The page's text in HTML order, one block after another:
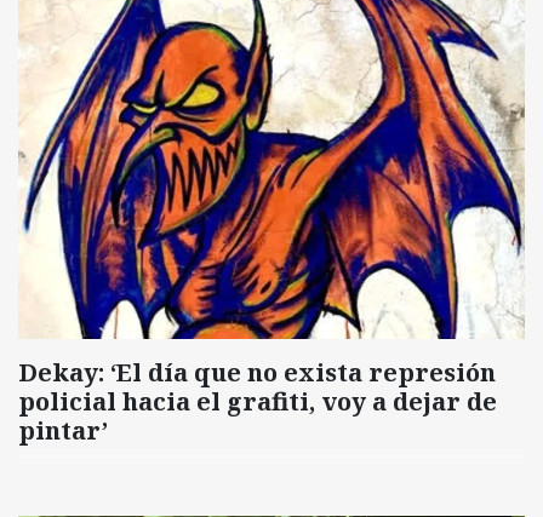
Dekay: ‘El día que no exista represión
policial hacia el grafiti, voy a dejar de
pintar’